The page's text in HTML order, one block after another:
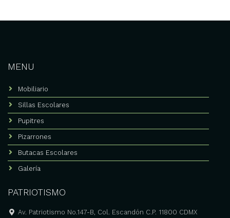
MENU
Mobiliario
Sillas Escolares
Pupitres
Pizarrones
Butacas Escolares
Galería
PATRIOTISMO
Av. Patriotismo No.147-B, Col. Escandón C.P. 11800 CDMX